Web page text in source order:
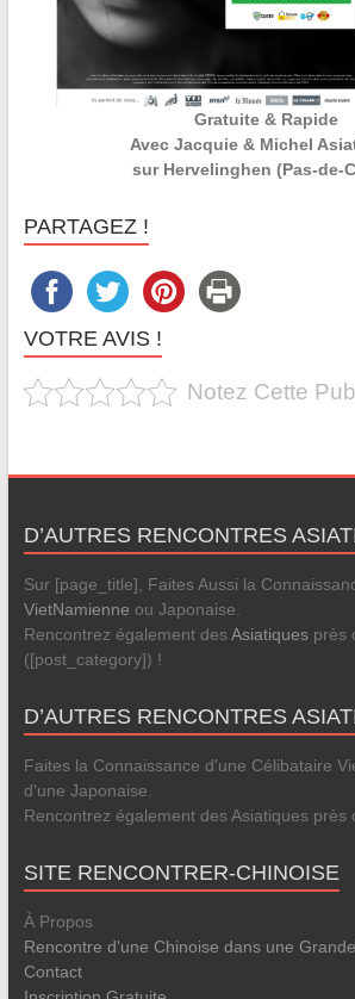
Gratuite & Rapide
Avec Jacquie & Michel
sur Hervelinghen (Pas-de-
PARTAGEZ !
VOTRE AVIS !
Notez Cette
D’AUTRES RENCONTRES
Sur [page_title], Faites Aussi la
VietNamienne ou Japonaise.
Rencontrez également desAsiatiquesprès
([post_category]) !
D’AUTRES RENCONTRES
Faites la Connaissance d'une Célibataire
d'une Japonaise.
Rencontrez également des Asiatiques près
SITE RENCONTRER-CHINOISE
À Propos
Rencontre d'une Chinoise dans une
Contact